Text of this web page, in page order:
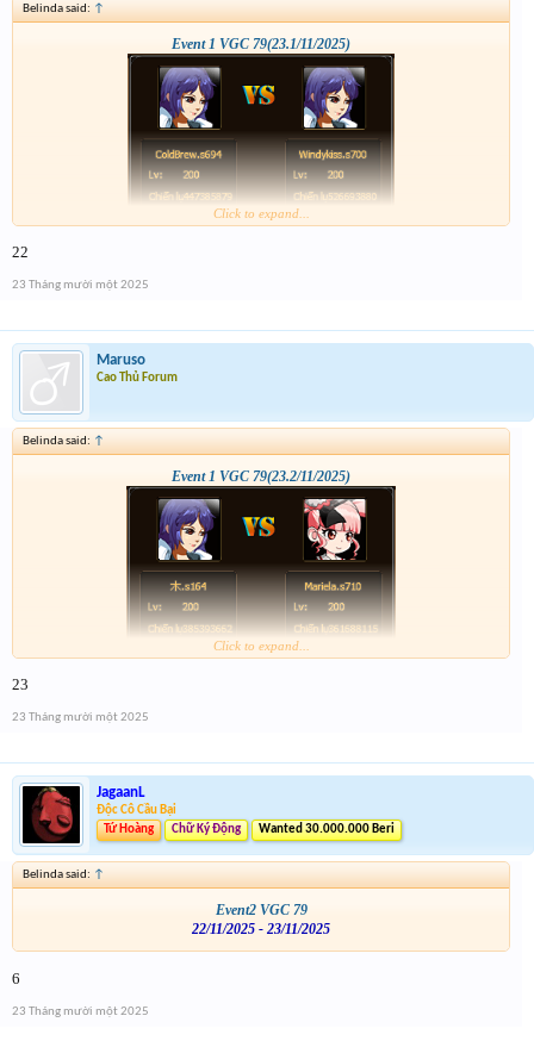
Belinda said: ↑
Event 1 VGC 79(23.1/11/2025)
Click to expand...
22
23 Tháng mười một 2025
Maruso
Cao Thủ Forum
Belinda said: ↑
Event 1 VGC 79(23.2/11/2025)
Click to expand...
23
23 Tháng mười một 2025
JagaanL
Độc Cô Cầu Bại
Tứ Hoàng
Chữ Ký Động Wanted 30.000.000 Beri
Belinda said: ↑
Event2 VGC 79
22/11/2025 - 23/11/2025
6
23 Tháng mười một 2025